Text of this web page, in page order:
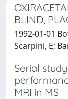
BLIND,
1992-01-01
Scarpini, E;
Serial
MRI in MS